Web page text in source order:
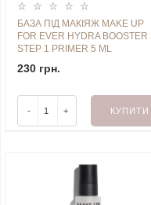
БАЗА ПІД МАКІЯЖ MAKE UP
FOR EVER HYDRA BOOSTER
STEP 1 PRIMER 5 ML
230 грн.
- + КУПИТИ